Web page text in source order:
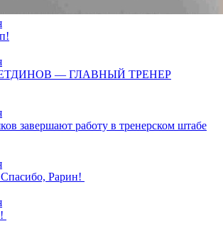
— ГЛАВНЫЙ ТРЕНЕР
завершают работу в тренерском штабе
Рарин!